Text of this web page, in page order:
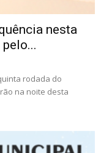
nesta
rodada do
na noite desta